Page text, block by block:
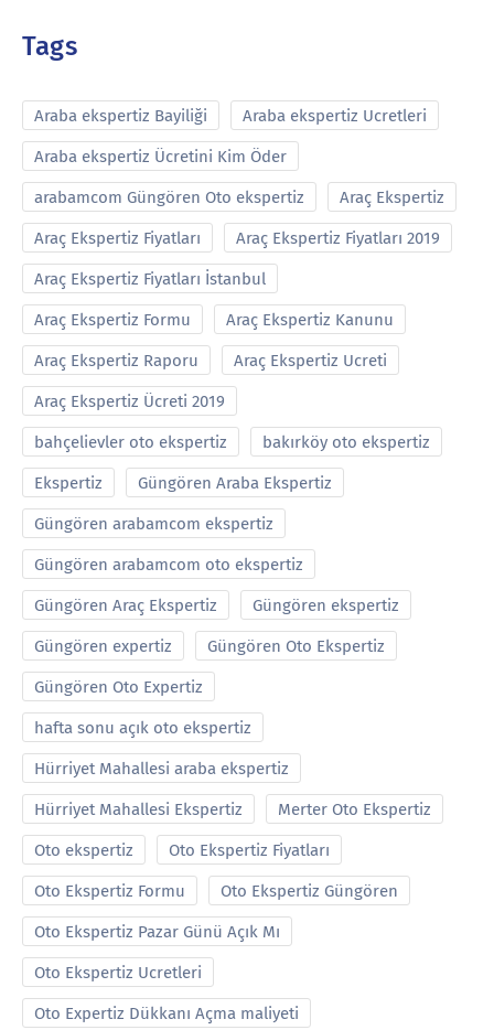
Tags
Araba ekspertiz Bayiliği Araba ekspertiz Ucretleri
Araba ekspertiz Ücretini Kim Öder
arabamcom Güngören Oto ekspertiz Araç Ekspertiz
Araç Ekspertiz Fiyatları Araç Ekspertiz Fiyatları 2019
Araç Ekspertiz Fiyatları İstanbul
Araç Ekspertiz Formu Araç Ekspertiz Kanunu
Araç Ekspertiz Raporu Araç Ekspertiz Ucreti
Araç Ekspertiz Ücreti 2019
bahçelievler oto ekspertiz bakırköy oto ekspertiz
Ekspertiz Güngören Araba Ekspertiz
Güngören arabamcom ekspertiz
Güngören arabamcom oto ekspertiz
Güngören Araç Ekspertiz Güngören ekspertiz
Güngören expertiz Güngören Oto Ekspertiz
Güngören Oto Expertiz
hafta sonu açık oto ekspertiz
Hürriyet Mahallesi araba ekspertiz
Hürriyet Mahallesi Ekspertiz Merter Oto Ekspertiz
Oto ekspertiz Oto Ekspertiz Fiyatları
Oto Ekspertiz Formu Oto Ekspertiz Güngören
Oto Ekspertiz Pazar Günü Açık Mı
Oto Ekspertiz Ucretleri
Oto Expertiz Dükkanı Açma maliyeti